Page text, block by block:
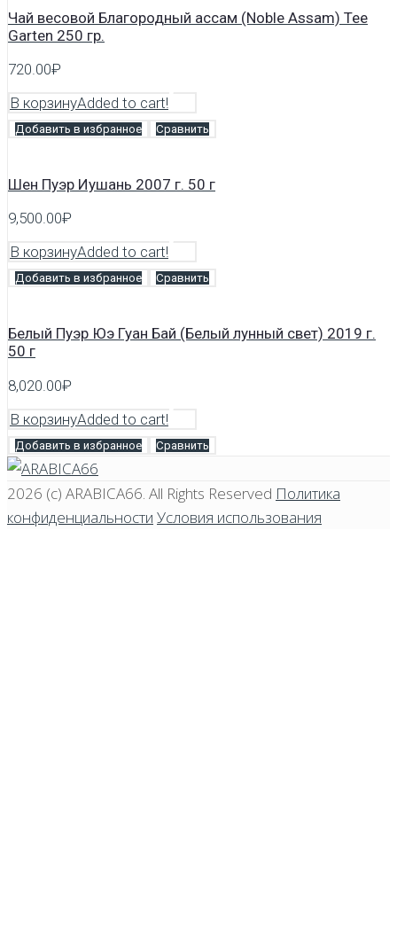
Чай весовой Благородный ассам (Noble Assam) Tee
Garten 250 гр.
720.00₽
В корзинуAdded to cart!
Добавить в избранное Сравнить
Шен Пуэр Иушань 2007 г. 50 г
9,500.00₽
В корзинуAdded to cart!
Добавить в избранное Сравнить
Белый Пуэр Юэ Гуан Бай (Белый лунный свет) 2019 г.
50 г
8,020.00₽
В корзинуAdded to cart!
Добавить в избранное Сравнить
2026 (c) ARABICA66 . All Rights Reserved Политика
конфиденциальности Условия использования